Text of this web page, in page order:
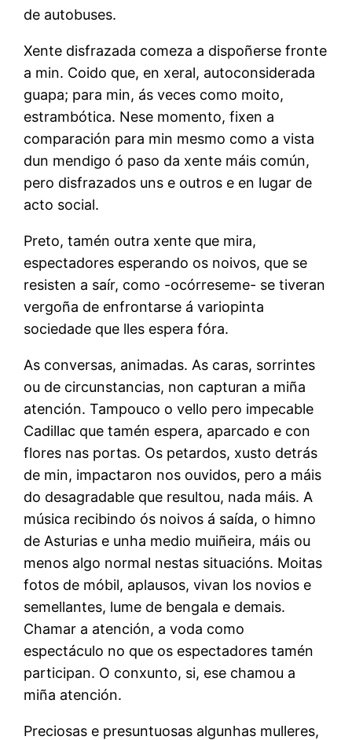
de autobuses.
Xente disfrazada comeza a dispoñerse fronte
a min. Coido que, en xeral, autoconsiderada
guapa; para min, ás veces como moito,
estrambótica. Nese momento, fixen a
comparación para min mesmo como a vista
dun mendigo ó paso da xente máis común,
pero disfrazados uns e outros e en lugar de
acto social.
Preto, tamén outra xente que mira,
espectadores esperando os noivos, que se
resisten a saír, como -ocórreseme- se tiveran
vergoña de enfrontarse á variopinta
sociedade que lles espera fóra.
As conversas, animadas. As caras, sorrintes
ou de circunstancias, non capturan a miña
atención. Tampouco o vello pero impecable
Cadillac que tamén espera, aparcado e con
flores nas portas. Os petardos, xusto detrás
de min, impactaron nos ouvidos, pero a máis
do desagradable que resultou, nada máis. A
música recibindo ós noivos á saída, o himno
de Asturias e unha medio muiñeira, máis ou
menos algo normal nestas situacións. Moitas
fotos de móbil, aplausos, vivan los novios e
semellantes, lume de bengala e demais.
Chamar a atención, a voda como
espectáculo no que os espectadores tamén
participan. O conxunto, si, ese chamou a
miña atención.
Preciosas e presuntuosas algunhas mulleres,